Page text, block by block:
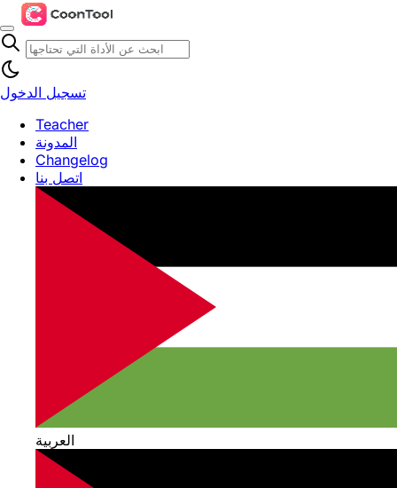
تسجيل الدخول
Teacher
المدونة
Changelog
اتصل بنا
العربية